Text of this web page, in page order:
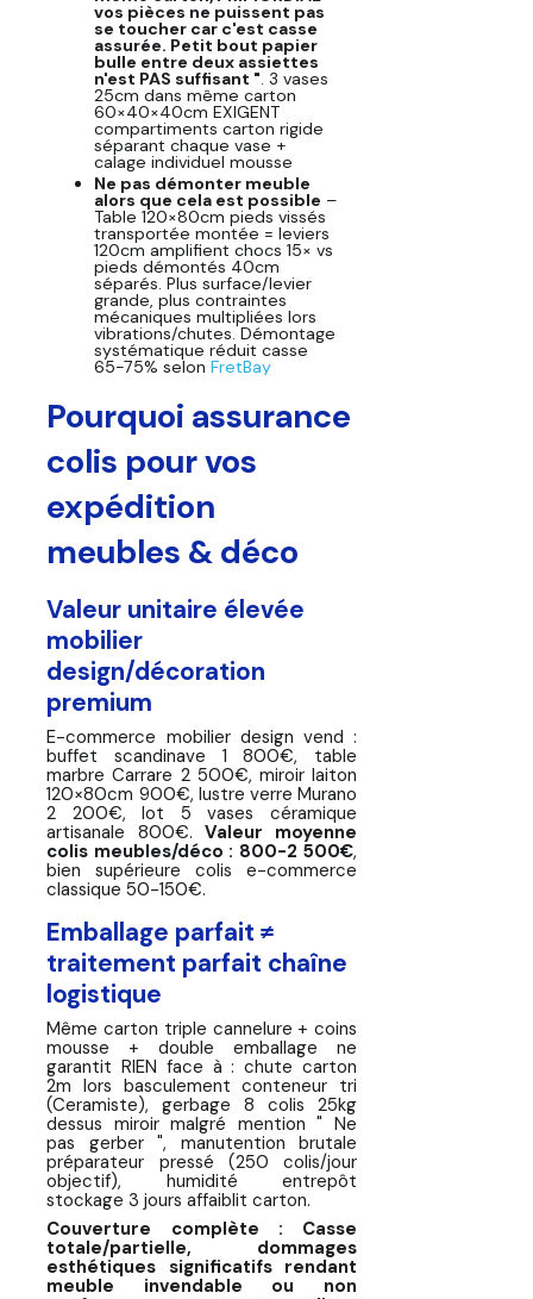
vos pièces ne puissent pas
se toucher car c'est casse
assurée. Petit bout papier
bulle entre deux assiettes
n'est PAS suffisant ". 3 vases
25cm dans même carton
60×40×40cm EXIGENT
compartiments carton rigide
séparant chaque vase +
calage individuel mousse
Ne pas démonter meuble
alors que cela est possible –
Table 120×80cm pieds vissés
transportée montée = leviers
120cm amplifient chocs 15× vs
pieds démontés 40cm
séparés. Plus surface/levier
grande, plus contraintes
mécaniques multipliées lors
vibrations/chutes. Démontage
systématique réduit casse
65-75% selon FretBay
Pourquoi assurance
colis pour vos
expédition
meubles & déco
Valeur unitaire élevée
mobilier
design/décoration
premium
E-commerce mobilier design vend :
buffet scandinave 1 800€, table
marbre Carrare 2 500€, miroir laiton
120×80cm 900€, lustre verre Murano
2 200€, lot 5 vases céramique
artisanale 800€. Valeur moyenne
colis meubles/déco : 800-2 500€,
bien supérieure colis e-commerce
classique 50-150€.
Emballage parfait ≠
traitement parfait chaîne
logistique
Même carton triple cannelure + coins
mousse + double emballage ne
garantit RIEN face à : chute carton
2m lors basculement conteneur tri
(Ceramiste), gerbage 8 colis 25kg
dessus miroir malgré mention " Ne
pas gerber ", manutention brutale
préparateur pressé (250 colis/jour
objectif), humidité entrepôt
stockage 3 jours affaiblit carton.
Couverture complète : Casse
totale/partielle, dommages
esthétiques significatifs rendant
meuble invendable ou non